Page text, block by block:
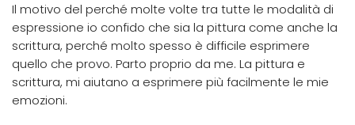
Il motivo del perché molte volte tra tutte le modalità di
espressione io confido che sia la pittura come anche la
scrittura, perché molto spesso è difficile esprimere
quello che provo. Parto proprio da me. La pittura e
scrittura, mi aiutano a esprimere più facilmente le mie
emozioni.